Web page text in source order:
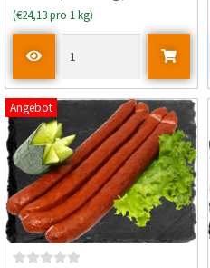
r
t
m
i
t
v
o
n
5
(€24,13 pro 1 kg)
Angebot